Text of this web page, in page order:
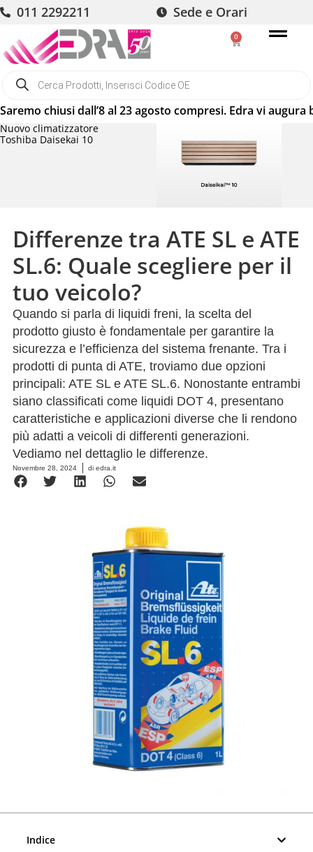
011 2292211 Sede e Orari
0
chiusi dall’8 al 23 agosto compresi. Edra vi augura
Nuovo climatizzatore
Toshiba Daisekai 10
Differenze tra ATE SL e ATE
SL.6: Quale scegliere per il
tuo veicolo?
Quando si parla di liquidi freni, la scelta del
prodotto giusto è fondamentale per garantire la
sicurezza e l’efficienza del sistema frenante. Tra i
prodotti di punta di ATE, troviamo due opzioni
principali: ATE SL e ATE SL.6. Nonostante entrambi
siano classificati come liquidi DOT 4, presentano
caratteristiche e applicazioni diverse che li rendono
più adatti a veicoli di differenti generazioni.
Vediamo nel dettaglio le differenze.
Novembre 28, 2024 di edra.it
Indice